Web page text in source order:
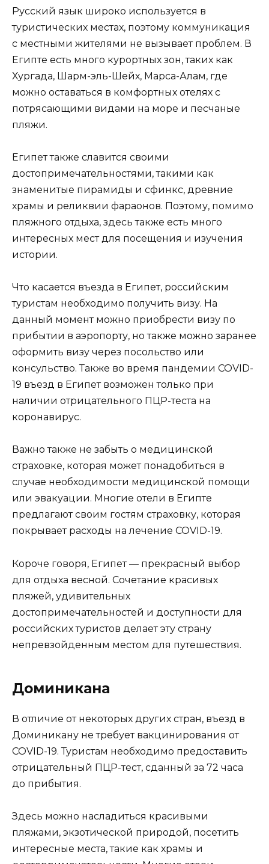
Русский язык широко используется в
туристических местах, поэтому коммуникация
с местными жителями не вызывает проблем. В
Египте есть много курортных зон, таких как
Хургада, Шарм-эль-Шейх, Марса-Алам, где
можно оставаться в комфортных отелях с
потрясающими видами на море и песчаные
пляжи.
Египет также славится своими
достопримечательностями, такими как
знаменитые пирамиды и сфинкс, древние
храмы и реликвии фараонов. Поэтому, помимо
пляжного отдыха, здесь также есть много
интересных мест для посещения и изучения
истории.
Что касается въезда в Египет, российским
туристам необходимо получить визу. На
данный момент можно приобрести визу по
прибытии в аэропорту, но также можно заранее
оформить визу через посольство или
консульство. Также во время пандемии COVID-
19 въезд в Египет возможен только при
наличии отрицательного ПЦР-теста на
коронавирус.
Важно также не забыть о медицинской
страховке, которая может понадобиться в
случае необходимости медицинской помощи
или эвакуации. Многие отели в Египте
предлагают своим гостям страховку, которая
покрывает расходы на лечение COVID-19.
Короче говоря, Египет — прекрасный выбор
для отдыха весной. Сочетание красивых
пляжей, удивительных
достопримечательностей и доступности для
российских туристов делает эту страну
непревзойденным местом для путешествия.
Доминикана
В отличие от некоторых других стран, въезд в
Доминикану не требует вакцинирования от
COVID-19. Туристам необходимо предоставить
отрицательный ПЦР-тест, сданный за 72 часа
до прибытия.
Здесь можно насладиться красивыми
пляжами, экзотической природой, посетить
интересные места, такие как храмы и